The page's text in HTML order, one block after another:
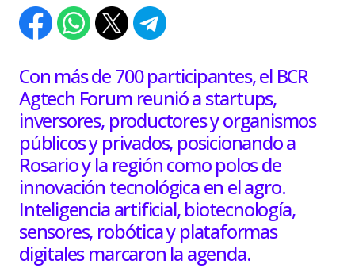
Con más de 700 participantes, el BCR
Agtech Forum reunió a startups,
inversores, productores y organismos
públicos y privados, posicionando a
Rosario y la región como polos de
innovación tecnológica en el agro.
Inteligencia artificial, biotecnología,
sensores, robótica y plataformas
digitales marcaron la agenda.